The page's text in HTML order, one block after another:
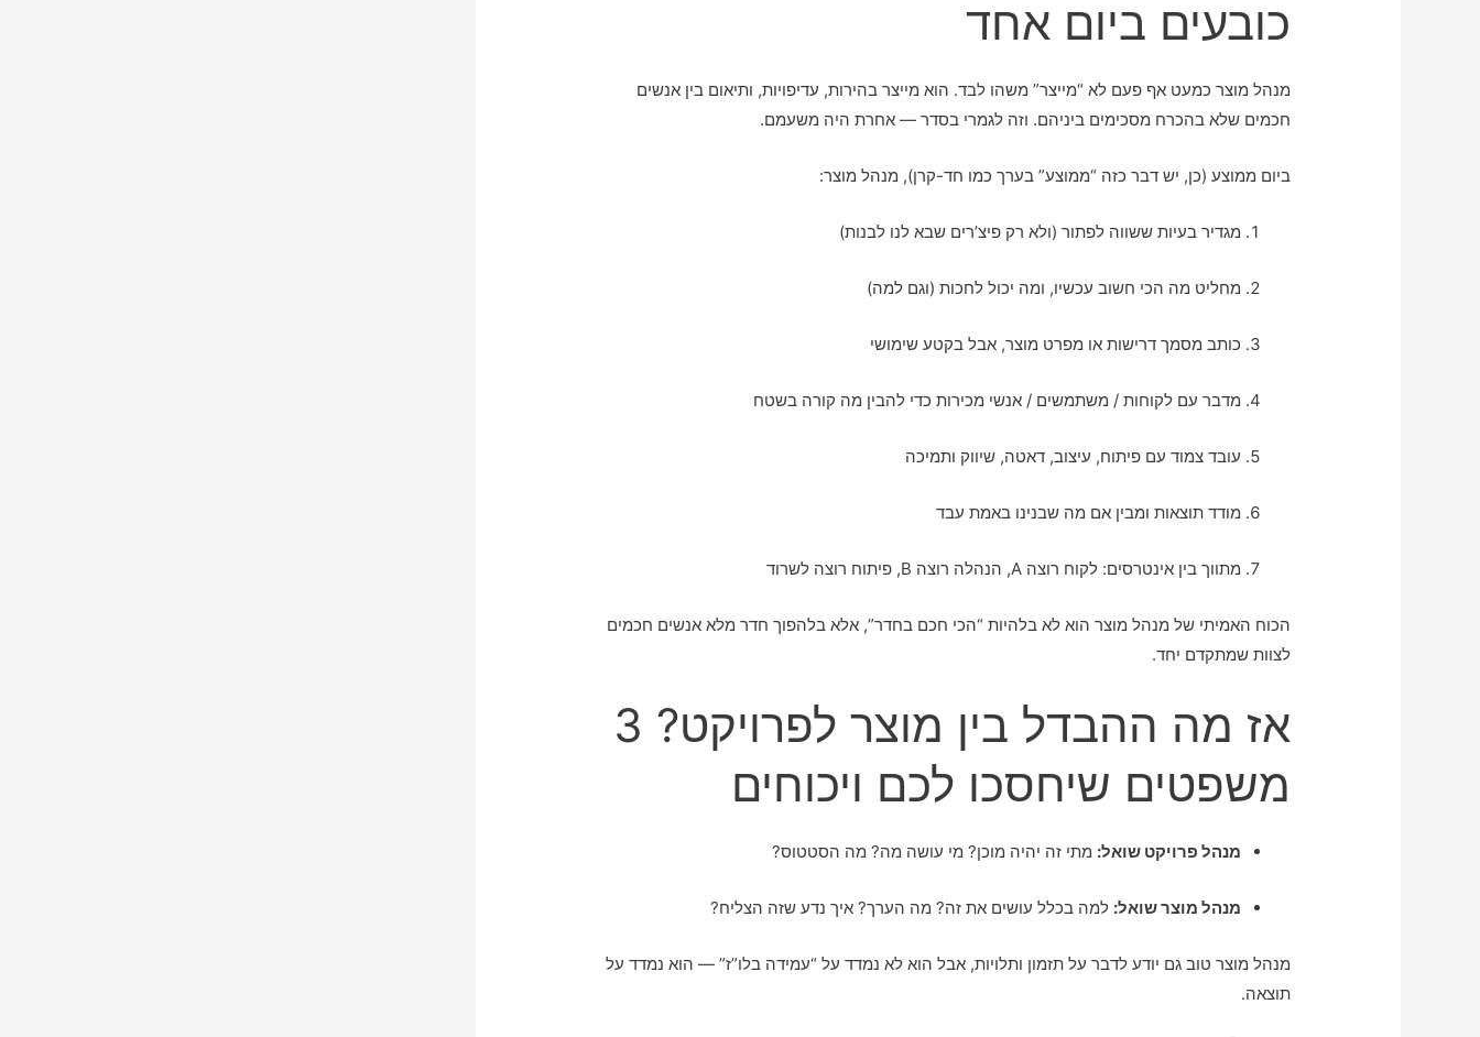
כובעים ביום אחד
מנהל מוצר כמעט אף פעם לא “מייצר” משהו לבד. הוא מייצר בהירות, עדיפויות, ותיאום בין אנשים
חכמים שלא בהכרח מסכימים ביניהם. וזה לגמרי בסדר — אחרת היה משעמם.
ביום ממוצע (כן, יש דבר כזה “ממוצע” בערך כמו חד-קרן), מנהל מוצר:
מגדיר בעיות ששווה לפתור (ולא רק פיצ’רים שבא לנו לבנות)
מחליט מה הכי חשוב עכשיו, ומה יכול לחכות (וגם למה)
כותב מסמך דרישות או מפרט מוצר, אבל בקטע שימושי
מדבר עם לקוחות / משתמשים / אנשי מכירות כדי להבין מה קורה בשטח
עובד צמוד עם פיתוח, עיצוב, דאטה, שיווק ותמיכה
מודד תוצאות ומבין אם מה שבנינו באמת עבד
מתווך בין אינטרסים: לקוח רוצה A, הנהלה רוצה B, פיתוח רוצה לשרוד
הכוח האמיתי של מנהל מוצר הוא לא בלהיות “הכי חכם בחדר”, אלא בלהפוך חדר מלא אנשים חכמים
לצוות שמתקדם יחד.
אז מה ההבדל בין מוצר לפרויקט? 3
משפטים שיחסכו לכם ויכוחים
מנהל פרויקט שואל: מתי זה יהיה מוכן? מי עושה מה? מה הסטטוס?
מנהל מוצר שואל: למה בכלל עושים את זה? מה הערך? איך נדע שזה הצליח?
מנהל מוצר טוב גם יודע לדבר על תזמון ותלויות, אבל הוא לא נמדד על “עמידה בלו”ז” — הוא נמדד על
תוצאה.